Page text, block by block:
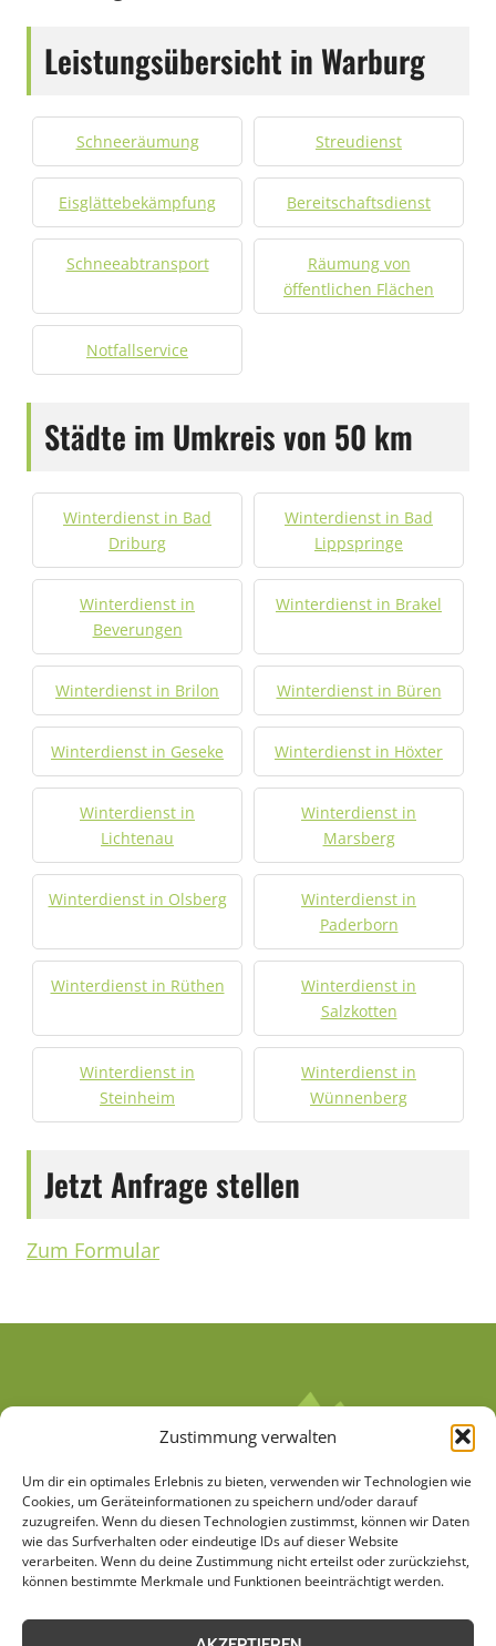
Zustimmung verwalten
Um dir ein optimales Erlebnis zu bieten, verwenden wir Technologien wie
Cookies, um Geräteinformationen zu speichern und/oder darauf
zuzugreifen. Wenn du diesen Technologien zustimmst, können wir Daten
wie das Surfverhalten oder eindeutige IDs auf dieser Website
verarbeiten. Wenn du deine Zustimmung nicht erteilst oder zurückziehst,
können bestimmte Merkmale und Funktionen beeinträchtigt werden.
Leistungsübersicht in Warburg
Schneeräumung Streudienst
Eisglättebekämpfung Bereitschaftsdienst
Schneeabtransport
Räumung von
öffentlichen Flächen
Notfallservice
Städte im Umkreis von 50 km
Winterdienst in Bad
Driburg
Winterdienst in Bad
Lippspringe
Winterdienst in
Beverungen
Winterdienst in Brakel
Winterdienst in Brilon Winterdienst in Büren
Winterdienst in Geseke Winterdienst in Höxter
Winterdienst in
Lichtenau
Winterdienst in
Marsberg
Winterdienst in Olsberg
Winterdienst in
Paderborn
Winterdienst in Rüthen
Winterdienst in
Salzkotten
Winterdienst in
Steinheim
Winterdienst in
Wünnenberg
Jetzt Anfrage stellen
Zum Formular
AGB
Datenschutzerklärung
Cookie-Richtlinie (EU)
Kontakt